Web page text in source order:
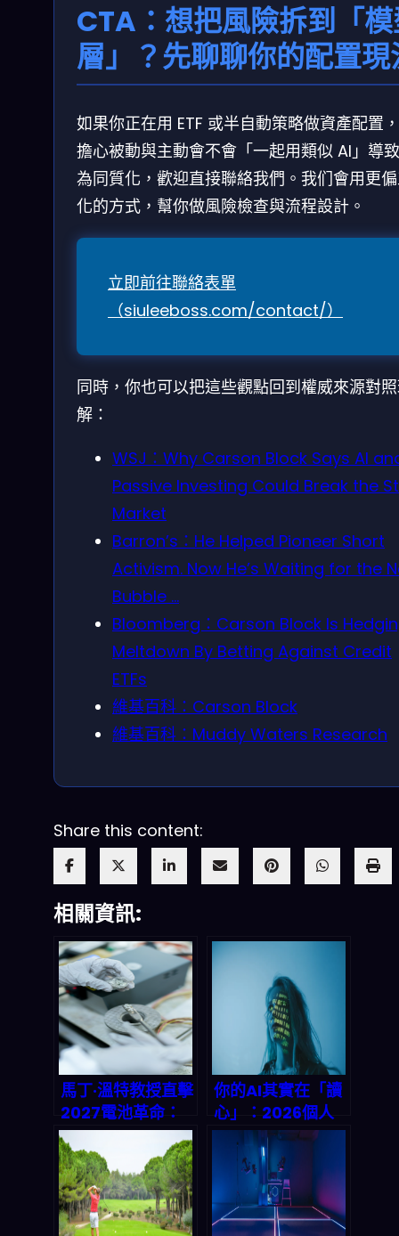
CTA：想把風險拆到「
層」？先聊聊你的配置現
如果你正在用 ETF 或半自動策略做資產配置
擔心被動與主動會不會「一起用類似 AI」導
為同質化，歡迎直接聯絡我們。我们會用更
化的方式，幫你做風險檢查與流程設計。
立即前往聯絡表單
（siuleeboss.com/contact/）
同時，你也可以把這些觀點回到權威來源對
解：
WSJ：Why Carson Block Says AI
Passive Investing Could Break the
Market
Barron’s：He Helped Pioneer Short
Activism. Now He’s Waiting for the
Bubble …
Bloomberg：Carson Block Is
Meltdown By Betting Against Credit
ETFs
維基百科：Carson Block
維基百科：Muddy Waters Research
Share this content:
相關資訊:
馬丁·溫特教授直擊
2027電池革命：
矽基材料+固態電
解質+閉環回收，
如何讓電動車續航
暴增40%、鋰礦依
賴砍半？
你的AI其實在「讀
心」：2026個人
化推論、廣告精準
與AI數據隱私之間
怎麼選？